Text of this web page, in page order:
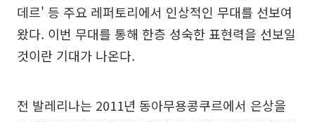
데르' 등 주요 레퍼토리에서 인상적인 무대를 선보여
왔다. 이번 무대를 통해 한층 성숙한 표현력을 선보일
것이란 기대가 나온다.
전 발레리나는 2011년 동아무용콩쿠르에서 은상을